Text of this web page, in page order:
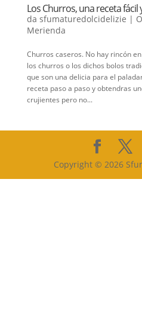
Los Churros, una receta fácil
da sfumaturedolcidelizie |
Merienda
Churros caseros. No hay rincón
los churros o los dichos bolos
que son una delicia para el
receta paso a paso y obtendras
crujientes pero no...
Copyright © 2026